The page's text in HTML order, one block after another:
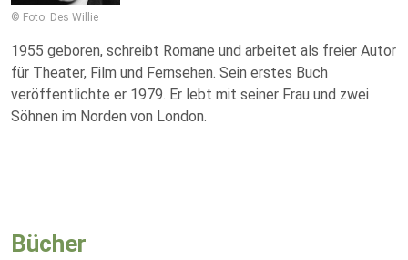
© Foto: Des Willie
1955 geboren, schreibt Romane und arbeitet als freier Autor
für Theater, Film und Fernsehen. Sein erstes Buch
veröffentlichte er 1979. Er lebt mit seiner Frau und zwei
Söhnen im Norden von London.
Bücher